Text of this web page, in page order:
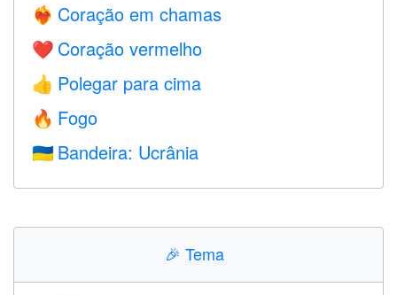
❤️‍🔥 Coração em chamas
❤️ Coração vermelho
👍 Polegar para cima
🔥 Fogo
🇺🇦 Bandeira: Ucrânia
🎉 Tema